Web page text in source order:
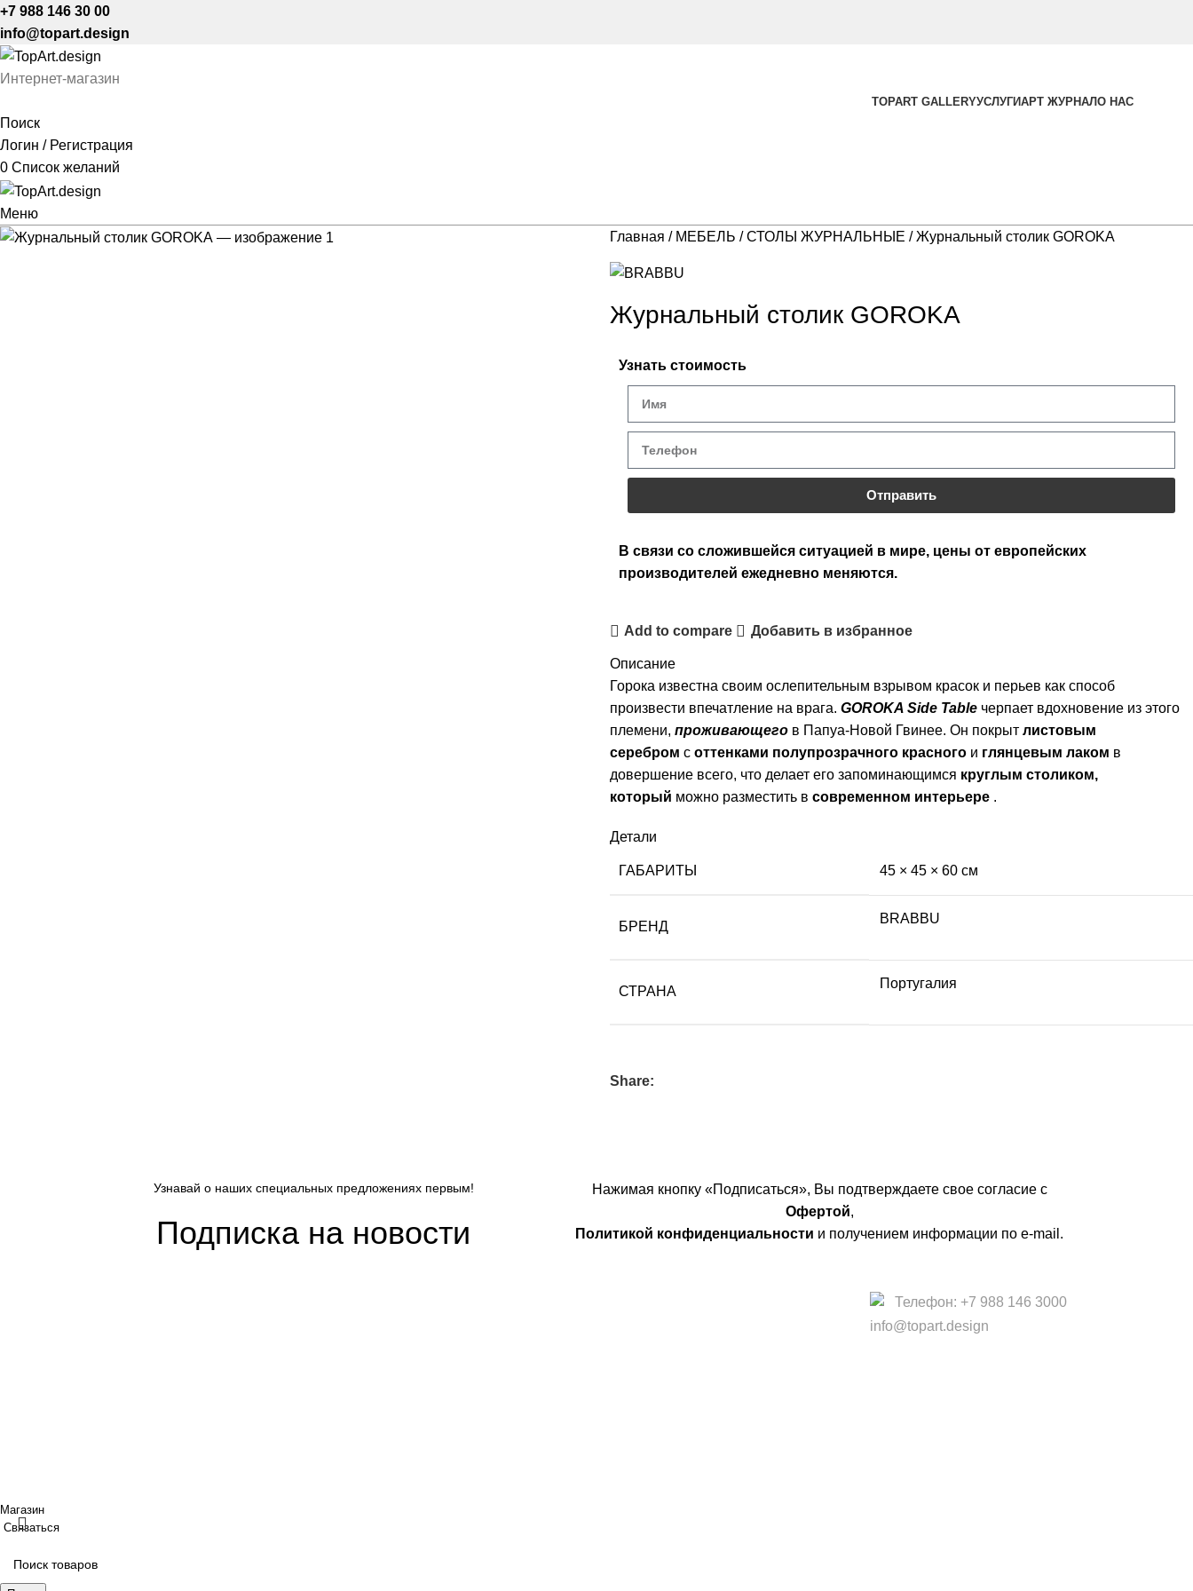
+7 988 146 30 00
info@topart.design
Интернет-магазин
TOPART GALLERYУСЛУГИАРТ ЖУРНАЛО НАС
Поиск
Логин / Регистрация
0 Список желаний
Меню
Главная
МЕБЕЛЬ СТОЛЫ ЖУРНАЛЬНЫЕ Журнальный столик GOROKA
Журнальный столик GOROKA
Узнать стоимость
Отправить
В связи со сложившейся ситуацией в мире, цены от европейских
производителей ежедневно меняются.
Add to compare Добавить в избранное
Описание
Горока известна своим ослепительным взрывом красок и перьев как способ
произвести впечатление на врага. GOROKA Side Table черпает вдохновение из этого
племени, проживающего в Папуа-Новой Гвинее. Он покрыт листовым
серебром с оттенками полупрозрачного красного и глянцевым лаком в
довершение всего, что делает его запоминающимся круглым столиком,
который можно разместить в современном интерьере .
Детали
ГАБАРИТЫ 45 × 45 × 60 см
БРЕНД
BRABBU
СТРАНА
Португалия
Share:
Узнавай о наших специальных предложениях первым!
Подписка на новости
Нажимая кнопку «Подписаться», Вы подтверждаете свое согласие с
Офертой,
Политикой конфиденциальности и получением информации по e-mail.
Телефон: +7 988 146 3000
info@topart.design
Магазин
Связаться